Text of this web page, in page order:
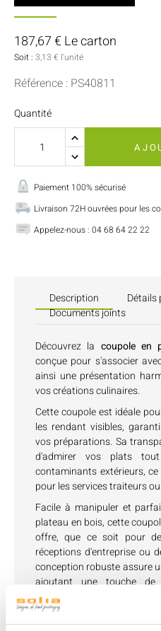
187,67 € Le carton
Soit : 3,13 € l'unité
Référence : PS40811
Quantité
Paiement 100% sécurisé
Livraison 72H ouvrées pour les
Appelez-nous : 04 68 64 22 22
Description
Détails
Documents joints
Découvrez la coupole en
conçue pour s'associer
ainsi une présentation
vos créations culinaires.
Cette coupole est idéale
les rendant visibles,
vos préparations. Sa
d'admirer vos plats
contaminants extérieurs,
pour les services traiteurs
Facile à manipuler et
plateau en bois, cette
offre, que ce soit pour
réceptions d'entreprise ou
conception robuste assure
ajoutant une touche de
présentation.
Une coupole de